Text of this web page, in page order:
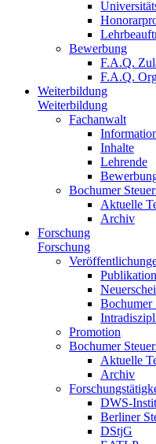
Bewerbung
F.A.Q.
F.A.Q.
Weiterbildung
Weiterbildung
Fachanwalt
Inhalte
Lehrende
Bochumer
Aktuelle
Archiv
Forschung
Forschung
Bochumer
Promotion
Bochumer
Aktuelle
Archiv
DWS-
Berliner
DStjG